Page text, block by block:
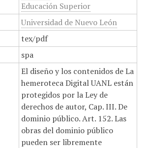
Educación Superior
Universidad de Nuevo León
tex/pdf
spa
El diseño y los contenidos de La
hemeroteca Digital UANL están
protegidos por la Ley de
derechos de autor, Cap. III. De
dominio público. Art. 152. Las
obras del dominio público
pueden ser libremente